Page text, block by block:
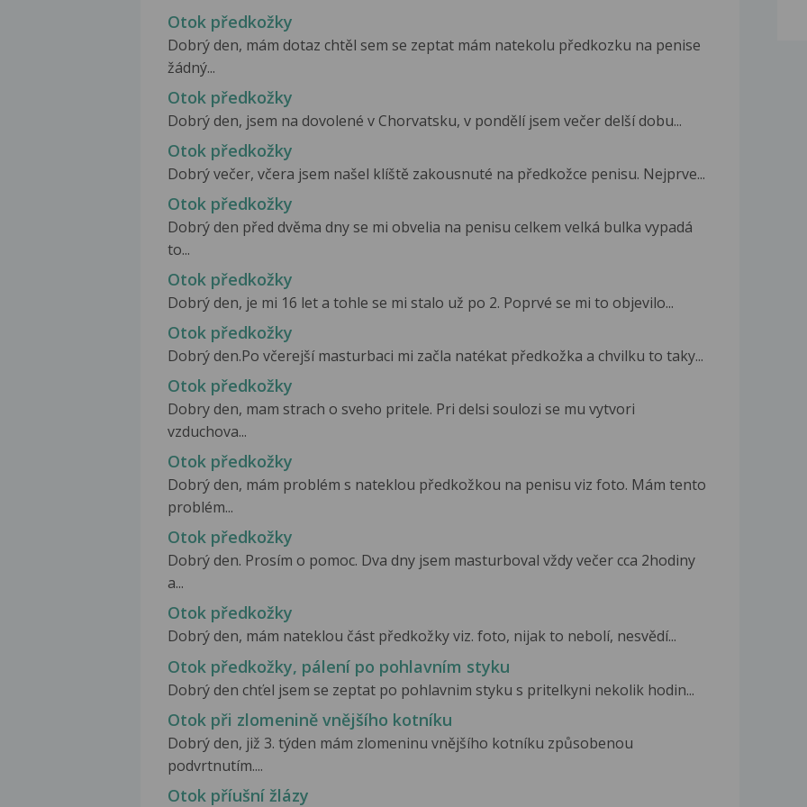
Otok předkožky
Dobrý den, mám dotaz chtěl sem se zeptat mám natekolu předkozku na penise
žádný...
Otok předkožky
Dobrý den, jsem na dovolené v Chorvatsku, v pondělí jsem večer delší dobu...
Otok předkožky
Dobrý večer, včera jsem našel klíště zakousnuté na předkožce penisu. Nejprve...
Otok předkožky
Dobrý den před dvěma dny se mi obvelia na penisu celkem velká bulka vypadá
to...
Otok předkožky
Dobrý den, je mi 16 let a tohle se mi stalo už po 2. Poprvé se mi to objevilo...
Otok předkožky
Dobrý den.Po včerejší masturbaci mi začla natékat předkožka a chvilku to taky...
Otok předkožky
Dobry den, mam strach o sveho pritele. Pri delsi soulozi se mu vytvori
vzduchova...
Otok předkožky
Dobrý den, mám problém s nateklou předkožkou na penisu viz foto. Mám tento
problém...
Otok předkožky
Dobrý den. Prosím o pomoc. Dva dny jsem masturboval vždy večer cca 2hodiny
a...
Otok předkožky
Dobrý den, mám nateklou část předkožky viz. foto, nijak to nebolí, nesvědí...
Otok předkožky, pálení po pohlavním styku
Dobrý den chťel jsem se zeptat po pohlavnim styku s pritelkyni nekolik hodin...
Otok při zlomenině vnějšího kotníku
Dobrý den, již 3. týden mám zlomeninu vnějšího kotníku způsobenou
podvrtnutím....
Otok příušní žlázy